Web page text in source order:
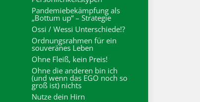
Pandemiebekämpfung als
„Bottum up“ – Strategie
Ossi / Wessi Unterschiede!?
Ordnungsrahmen für ein
souveränes Leben
Ohne Fleiß, kein Preis!
Ohne die anderen bin ich
(und wenn das EGO noch so
groß ist) nichts
Nutze dein Hirn